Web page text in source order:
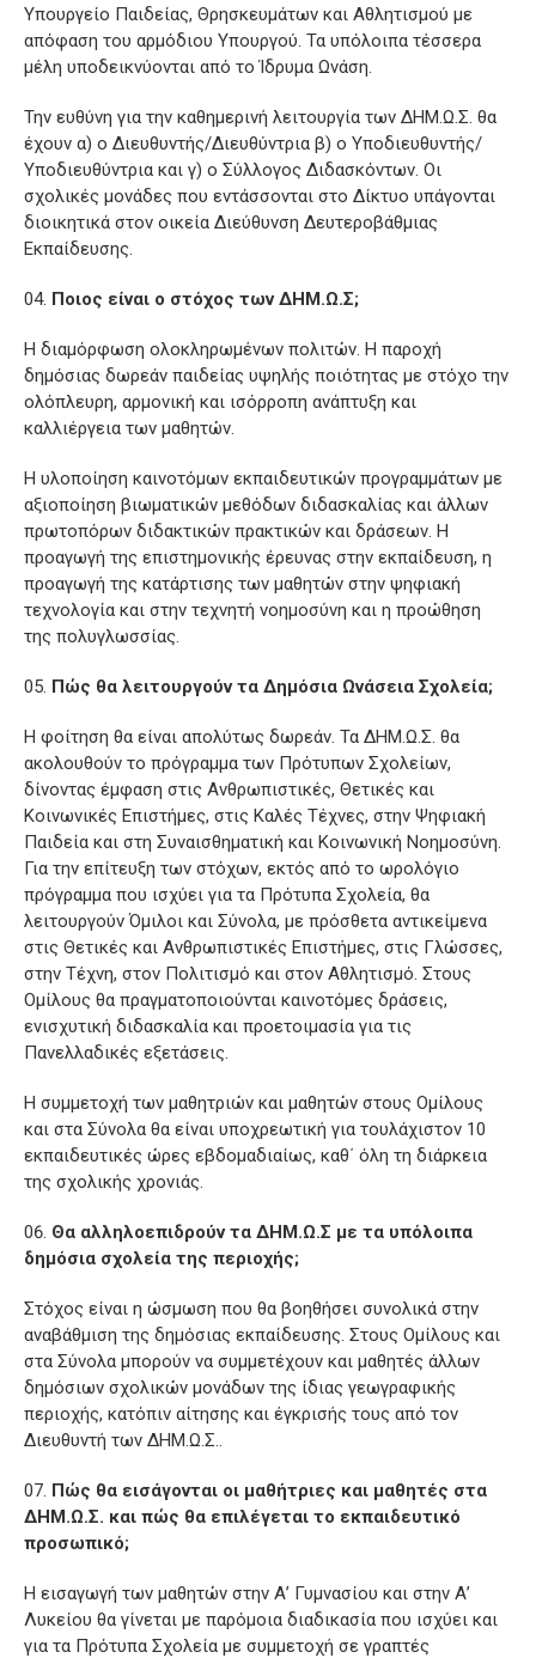
Υπουργείο Παιδείας, Θρησκευμάτων και Αθλητισμού με
απόφαση του αρμόδιου Υπουργού. Τα υπόλοιπα τέσσερα
μέλη υποδεικνύονται από το Ίδρυμα Ωνάση.
Την ευθύνη για την καθημερινή λειτουργία των ΔΗΜ.Ω.Σ. θα
έχουν α) ο Διευθυντής/Διευθύντρια β) ο Υποδιευθυντής/
Υποδιευθύντρια και γ) ο Σύλλογος Διδασκόντων. Οι
σχολικές μονάδες που εντάσσονται στο Δίκτυο υπάγονται
διοικητικά στον οικεία Διεύθυνση Δευτεροβάθμιας
Εκπαίδευσης.
Ποιος είναι ο στόχος των ΔΗΜ.Ω.Σ;
Η διαμόρφωση ολοκληρωμένων πολιτών. Η παροχή
δημόσιας δωρεάν παιδείας υψηλής ποιότητας με στόχο την
ολόπλευρη, αρμονική και ισόρροπη ανάπτυξη και
καλλιέργεια των μαθητών.
Η υλοποίηση καινοτόμων εκπαιδευτικών προγραμμάτων με
αξιοποίηση βιωματικών μεθόδων διδασκαλίας και άλλων
πρωτοπόρων διδακτικών πρακτικών και δράσεων. Η
προαγωγή της επιστημονικής έρευνας στην εκπαίδευση, η
προαγωγή της κατάρτισης των μαθητών στην ψηφιακή
τεχνολογία και στην τεχνητή νοημοσύνη και η προώθηση
της πολυγλωσσίας.
Πώς θα λειτουργούν τα Δημόσια Ωνάσεια Σχολεία;
Η φοίτηση θα είναι απολύτως δωρεάν. Τα ΔΗΜ.Ω.Σ. θα
ακολουθούν το πρόγραμμα των Πρότυπων Σχολείων,
δίνοντας έμφαση στις Ανθρωπιστικές, Θετικές και
Κοινωνικές Επιστήμες, στις Καλές Τέχνες, στην Ψηφιακή
Παιδεία και στη Συναισθηματική και Κοινωνική Νοημοσύνη.
Για την επίτευξη των στόχων, εκτός από το ωρολόγιο
πρόγραμμα που ισχύει για τα Πρότυπα Σχολεία, θα
λειτουργούν Όμιλοι και Σύνολα, με πρόσθετα αντικείμενα
στις Θετικές και Ανθρωπιστικές Επιστήμες, στις Γλώσσες,
στην Τέχνη, στον Πολιτισμό και στον Αθλητισμό. Στους
Ομίλους θα πραγματοποιούνται καινοτόμες δράσεις,
ενισχυτική διδασκαλία και προετοιμασία για τις
Πανελλαδικές εξετάσεις.
Η συμμετοχή των μαθητριών και μαθητών στους Ομίλους
και στα Σύνολα θα είναι υποχρεωτική για τουλάχιστον 10
εκπαιδευτικές ώρες εβδομαδιαίως, καθ΄ όλη τη διάρκεια
της σχολικής χρονιάς.
Θα αλληλοεπιδρούν τα ΔΗΜ.Ω.Σ με τα υπόλοιπα
δημόσια σχολεία της περιοχής;
Στόχος είναι η ώσμωση που θα βοηθήσει συνολικά στην
αναβάθμιση της δημόσιας εκπαίδευσης. Στους Ομίλους και
στα Σύνολα μπορούν να συμμετέχουν και μαθητές άλλων
δημόσιων σχολικών μονάδων της ίδιας γεωγραφικής
περιοχής, κατόπιν αίτησης και έγκρισής τους από τον
Διευθυντή των ΔΗΜ.Ω.Σ..
Πώς θα εισάγονται οι μαθήτριες και μαθητές στα
ΔΗΜ.Ω.Σ. και πώς θα επιλέγεται το εκπαιδευτικό
προσωπικό;
Η εισαγωγή των μαθητών στην Α’ Γυμνασίου και στην Α’
Λυκείου θα γίνεται με παρόμοια διαδικασία που ισχύει και
για τα Πρότυπα Σχολεία με συμμετοχή σε γραπτές